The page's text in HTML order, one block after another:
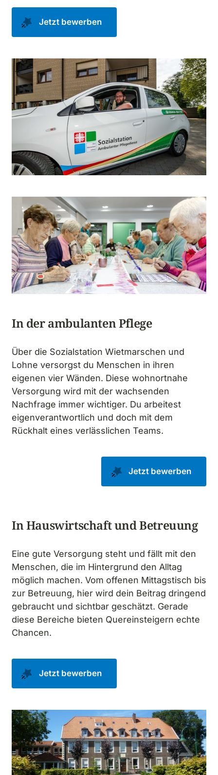
Jetzt bewerben
In der ambulanten Pflege
Über die Sozialstation Wietmarschen und
Lohne versorgst du Menschen in ihren
eigenen vier Wänden. Diese wohnortnahe
Versorgung wird mit der wachsenden
Nachfrage immer wichtiger. Du arbeitest
eigenverantwortlich und doch mit dem
Rückhalt eines verlässlichen Teams.
Jetzt bewerben
In Hauswirtschaft und Betreuung
Eine gute Versorgung steht und fällt mit den
Menschen, die im Hintergrund den Alltag
möglich machen. Vom offenen Mittagstisch bis
zur Betreuung, hier wird dein Beitrag dringend
gebraucht und sichtbar geschätzt. Gerade
diese Bereiche bieten Quereinsteigern echte
Chancen.
Jetzt bewerben